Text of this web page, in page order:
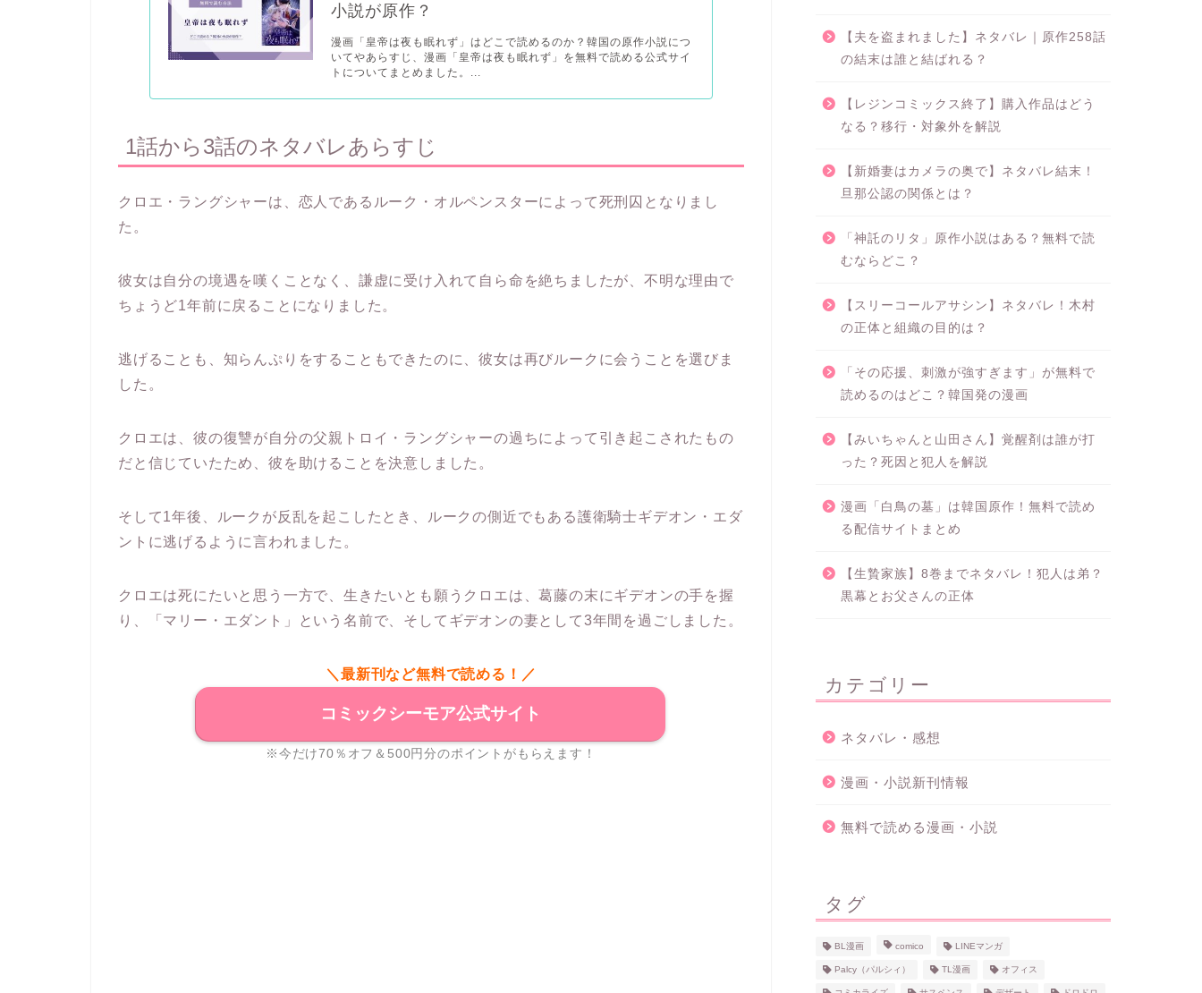
小説が原作？
漫画「皇帝は夜も眠れず」はどこで読めるのか？韓国の原作小説につ
いてやあらすじ、漫画「皇帝は夜も眠れず」を無料で読める公式サイ
トについてまとめました。...
1話から3話のネタバレあらすじ
クロエ・ラングシャーは、恋人であるルーク・オルペンスターによって死刑囚となりまし
た。
彼女は自分の境遇を嘆くことなく、謙虚に受け入れて自ら命を絶ちましたが、不明な理由で
ちょうど1年前に戻ることになりました。
逃げることも、知らんぷりをすることもできたのに、彼女は再びルークに会うことを選びま
した。
クロエは、彼の復讐が自分の父親トロイ・ラングシャーの過ちによって引き起こされたもの
だと信じていたため、彼を助けることを決意しました。
そして1年後、ルークが反乱を起こしたとき、ルークの側近でもある護衛騎士ギデオン・エダ
ントに逃げるように言われました。
クロエは死にたいと思う一方で、生きたいとも願うクロエは、葛藤の末にギデオンの手を握
り、「マリー・エダント」という名前で、そしてギデオンの妻として3年間を過ごしました。
＼最新刊など無料で読める！／
コミックシーモア公式サイト
※今だけ70％オフ＆500円分のポイントがもらえます！
【夫を盗まれました】ネタバレ｜原作258話
の結末は誰と結ばれる？
【レジンコミックス終了】購入作品はどう
なる？移行・対象外を解説
【新婚妻はカメラの奥で】ネタバレ結末！
旦那公認の関係とは？
「神託のリタ」原作小説はある？無料で読
むならどこ？
【スリーコールアサシン】ネタバレ！木村
の正体と組織の目的は？
「その応援、刺激が強すぎます」が無料で
読めるのはどこ？韓国発の漫画
【みいちゃんと山田さん】覚醒剤は誰が打
った？死因と犯人を解説
漫画「白鳥の墓」は韓国原作！無料で読め
る配信サイトまとめ
【生贄家族】8巻までネタバレ！犯人は弟？
黒幕とお父さんの正体
カテゴリー
ネタバレ・感想
漫画・小説新刊情報
無料で読める漫画・小説
タグ
BL漫画 comico LINEマンガ
Palcy（パルシィ） TL漫画 オフィス